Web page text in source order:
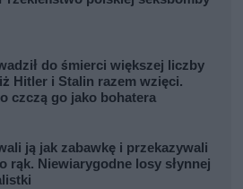
do śmierci większej liczby
Hitler i Stalin razem wzięci.
czczą go jako bohatera
ją jak zabawkę i przekazywali
rąk. Niewiarygodne losy słynnej